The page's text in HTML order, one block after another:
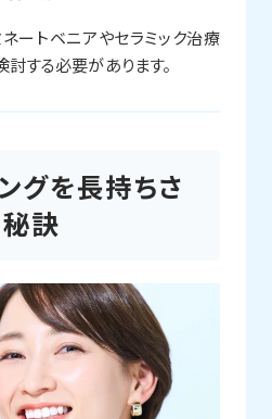
ートベニアやセラミック治療
する必要があります。
グを長持ちさ
訣